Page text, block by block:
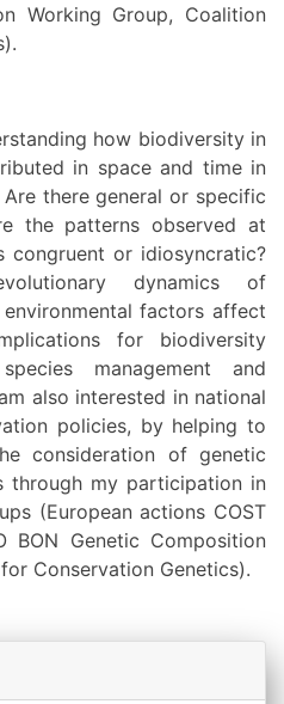
Working Group, Coalition
how biodiversity in
in space and time in
there general or specific
the patterns observed at
congruent or idiosyncratic?
dynamics of
factors affect
for biodiversity
management and
also interested in national
policies, by helping to
consideration of genetic
through my participation in
(European actions COST
BON Genetic Composition
Conservation Genetics).